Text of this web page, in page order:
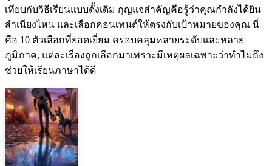
เทียบกับวิธีเรียนแบบดั้งเดิม กุญแจสำคัญคือรู้ว่าคุณกำลังได้ยิน
สำเนียงไหน และเลือกคอนเทนต์ให้ตรงกับเป้าหมายของคุณ นี่
คือ 10 ตัวเลือกที่ยอดเยี่ยม ครอบคลุมหลายระดับและหลาย
ภูมิภาค, แต่ละเรื่องถูกเลือกมาเพราะมีเหตุผลเฉพาะว่าทำไมถึง
ช่วยให้เรียนภาษาได้ดี